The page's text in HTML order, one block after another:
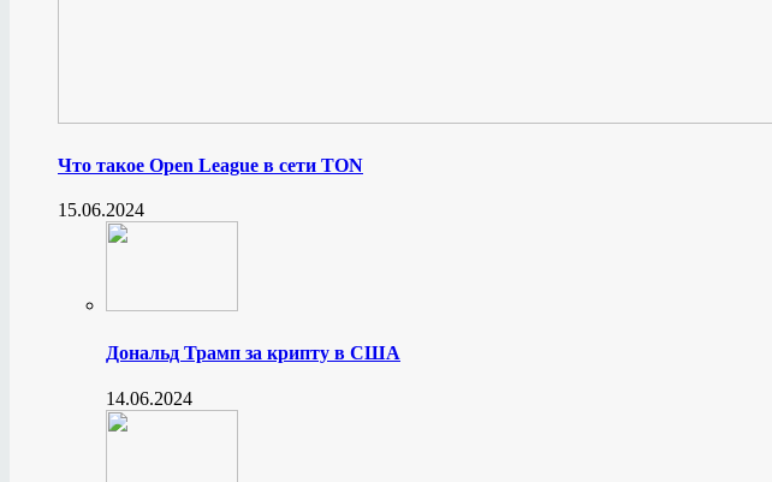
Что такое Open League в сети TON
15.06.2024
Дональд Трамп за крипту в США
14.06.2024